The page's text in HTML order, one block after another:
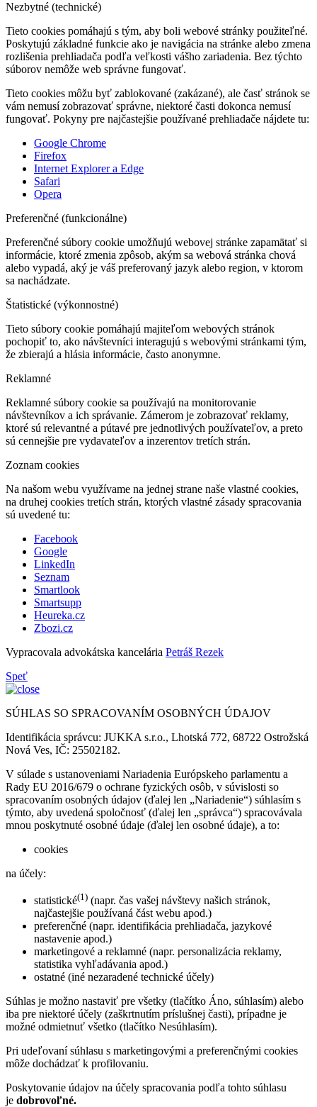
Nezbytné (technické)
Tieto cookies pomáhajú s tým, aby boli webové stránky použiteľné.
Poskytujú základné funkcie ako je navigácia na stránke alebo zmena
rozlišenia prehliadača podľa veľkosti vášho zariadenia. Bez týchto
súborov nemôže web správne fungovať.
Tieto cookies môžu byť zablokované (zakázané), ale časť stránok se
vám nemusí zobrazovať správne, niektoré časti dokonca nemusí
fungovať. Pokyny pre najčastejšie používané prehliadače nájdete tu:
Google Chrome
Firefox
Internet Explorer a Edge
Safari
Opera
Preferenčné (funkcionálne)
Preferenčné súbory cookie umožňujú webovej stránke zapamätať si
informácie, ktoré zmenia zpôsob, akým sa webová stránka chová
alebo vypadá, aký je váš preferovaný jazyk alebo region, v ktorom
sa nachádzate.
Štatistické (výkonnostné)
Tieto súbory cookie pomáhajú majiteľom webových stránok
pochopiť to, ako návštevníci interagujú s webovými stránkami tým,
že zbierajú a hlásia informácie, často anonymne.
Reklamné
Reklamné súbory cookie sa používajú na monitorovanie
návštevníkov a ich správanie. Zámerom je zobrazovať reklamy,
ktoré sú relevantné a pútavé pre jednotlivých používateľov, a preto
sú cennejšie pre vydavateľov a inzerentov tretích strán.
Zoznam cookies
Na našom webu využívame na jednej strane naše vlastné cookies,
na druhej cookies tretích strán, ktorých vlastné zásady spracovania
sú uvedené tu:
Facebook
Google
LinkedIn
Seznam
Smartlook
Smartsupp
Heureka.cz
Zbozi.cz
Vypracovala advokátska kancelária Petráš Rezek
Speť
SÚHLAS SO SPRACOVANÍM OSOBNÝCH ÚDAJOV
Identifikácia správcu: JUKKA s.r.o., Lhotská 772, 68722 Ostrožská
Nová Ves, IČ: 25502182.
V súlade s ustanoveniami Nariadenia Európskeho parlamentu a
Rady EU 2016/679 o ochrane fyzických osôb, v súvislosti so
spracovaním osobných údajov (ďalej len „Nariadenie“) súhlasím s
týmto, aby uvedená spoločnosť (ďalej len „správca“) spracovávala
mnou poskytnuté osobné údaje (ďalej len osobné údaje), a to:
cookies
na účely:
statistické(1) (napr. čas vašej návštevy našich stránok,
najčastejšie používaná část webu apod.)
preferenčné (napr. identifikácia prehliadača, jazykové
nastavenie apod.)
marketingové a reklamné (napr. personalizácia reklamy,
statistika vyhľadávania apod.)
ostatné (iné nezaradené technické účely)
Súhlas je možno nastaviť pre všetky (tlačítko Áno, súhlasím) alebo
iba pre niektoré účely (zaškrtnutím príslušnej časti), prípadne je
možné odmietnuť všetko (tlačítko Nesúhlasím).
Pri udeľovaní súhlasu s marketingovými a preferenčnými cookies
môže dochádzať k profilovaniu.
Poskytovanie údajov na účely spracovania podľa tohto súhlasu
je dobrovoľné.